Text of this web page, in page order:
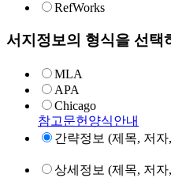
RefWorks
서지정보의 형식을 선택
MLA
APA
Chicago
참고문헌양식안내
간략정보 (제목, 저
상세정보 (제목, 저